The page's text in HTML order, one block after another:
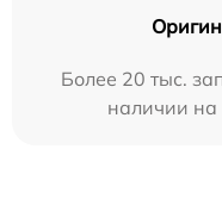
Более 20 тыс.
наличии на